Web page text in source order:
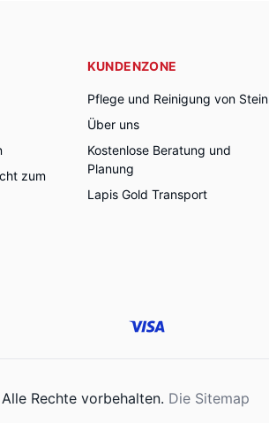
zum
KUNDENZONE
Pflege und Reinigung von Stein
Über uns
Kostenlose Beratung und
Planung
Lapis Gold Transport
Rechte vorbehalten. Die Sitemap